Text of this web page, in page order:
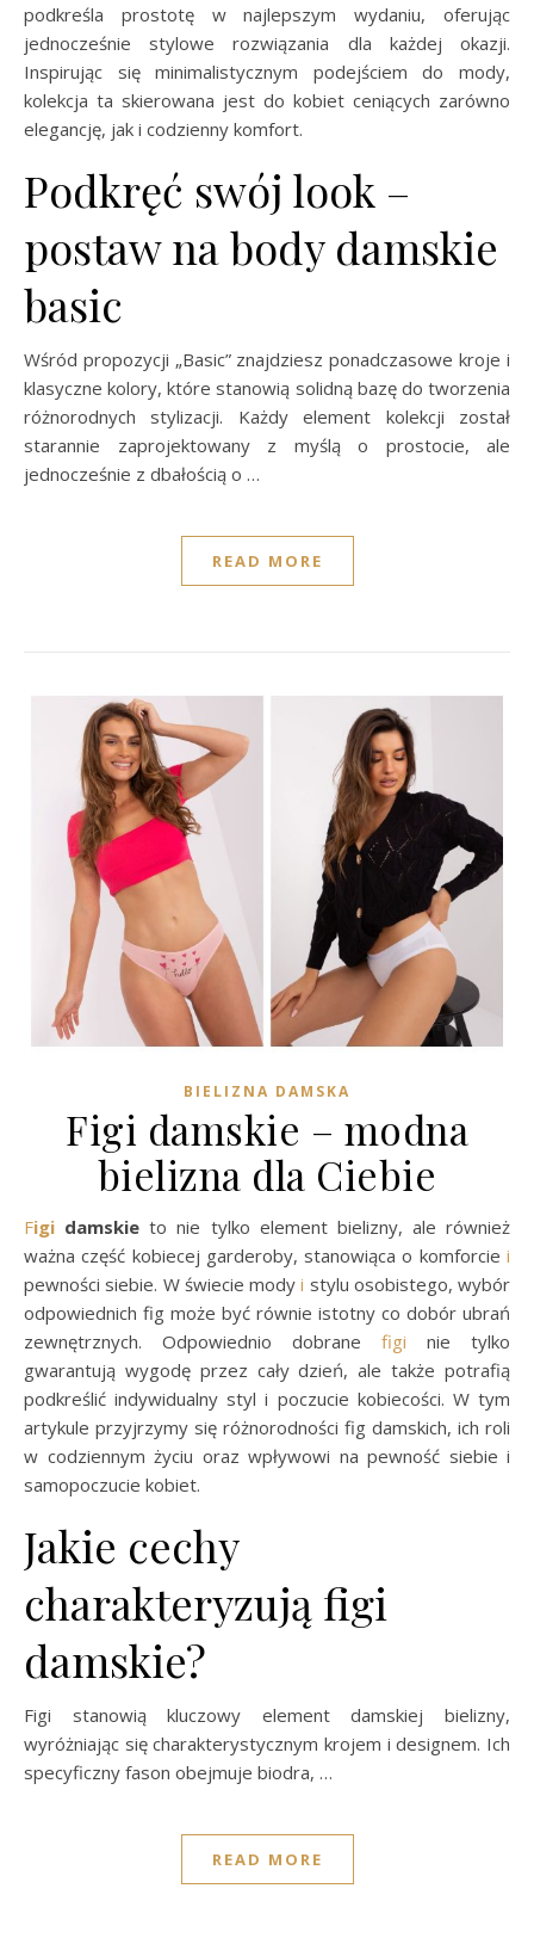
podkreśla prostotę w najlepszym wydaniu, oferując
jednocześnie stylowe rozwiązania dla każdej okazji.
Inspirując się minimalistycznym podejściem do mody,
kolekcja ta skierowana jest do kobiet ceniących zarówno
elegancję, jak i codzienny komfort.
Podkręć swój look –
postaw na body damskie
basic
Wśród propozycji „Basic” znajdziesz ponadczasowe kroje i
klasyczne kolory, które stanowią solidną bazę do tworzenia
różnorodnych stylizacji. Każdy element kolekcji został
starannie zaprojektowany z myślą o prostocie, ale
jednocześnie z dbałością o …
READ MORE
BIELIZNA DAMSKA
Figi damskie – modna
bielizna dla Ciebie
Figi damskie to nie tylko element bielizny, ale również
ważna część kobiecej garderoby, stanowiąca o komforcie i
pewności siebie. W świecie modyi stylu osobistego, wybór
odpowiednich fig może być równie istotny co dobór ubrań
zewnętrznych. Odpowiednio dobrane figi nie tylko
gwarantują wygodę przez cały dzień, ale także potrafią
podkreślić indywidualny styl i poczucie kobiecości. W tym
artykule przyjrzymy się różnorodności fig damskich, ich roli
w codziennym życiu oraz wpływowi na pewność siebie i
samopoczucie kobiet.
Jakie cechy
charakteryzują figi
damskie?
Figi stanowią kluczowy element damskiej bielizny,
wyróżniając się charakterystycznym krojem i designem. Ich
specyficzny fason obejmuje biodra, …
READ MORE